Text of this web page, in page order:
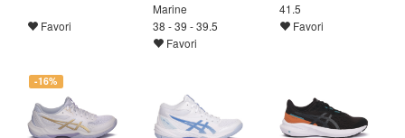
Favori
Marine
38 - 39 - 39.5
Favori
41.5
Favori
-16%